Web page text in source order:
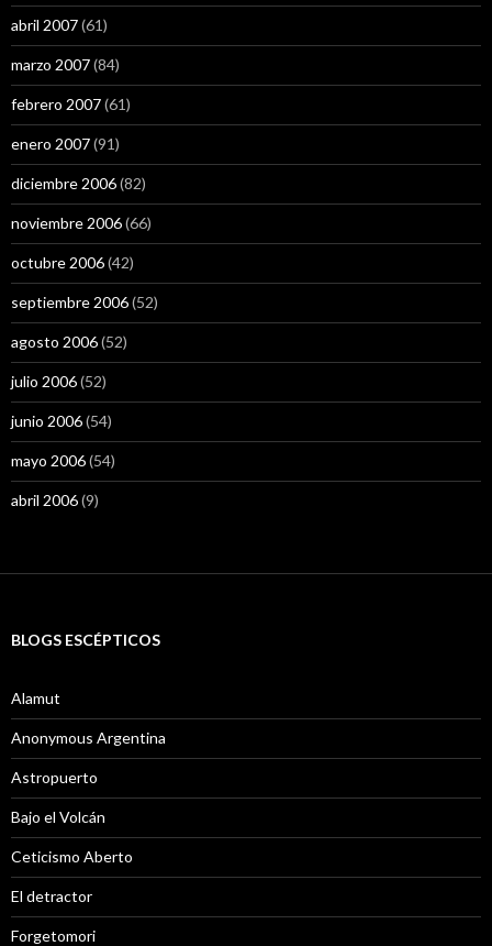
abril 2007(61)
marzo 2007(84)
febrero 2007(61)
enero 2007(91)
diciembre 2006(82)
noviembre 2006(66)
octubre 2006(42)
septiembre 2006(52)
agosto 2006(52)
julio 2006(52)
junio 2006(54)
mayo 2006(54)
abril 2006(9)
BLOGS ESCÉPTICOS
Alamut
Anonymous Argentina
Astropuerto
Bajo el Volcán
Ceticismo Aberto
El detractor
Forgetomori